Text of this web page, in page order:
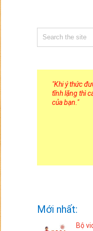
"Khi ý thức
tĩnh lặng thì
của bạn. "
Mới nhất:
Bộ